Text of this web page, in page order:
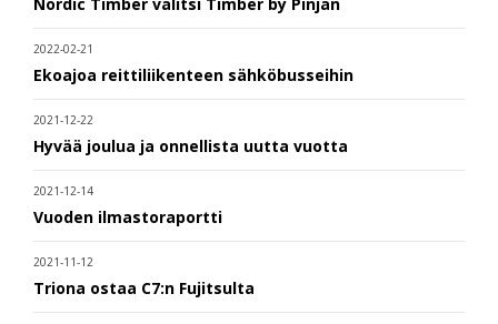
2022-02-21
Ekoajoa reittiliikenteen sähköbusseihin
2021-12-22
Hyvää joulua ja onnellista uutta vuotta
2021-12-14
Vuoden ilmastoraportti
2021-11-12
Triona ostaa C7:n Fujitsulta